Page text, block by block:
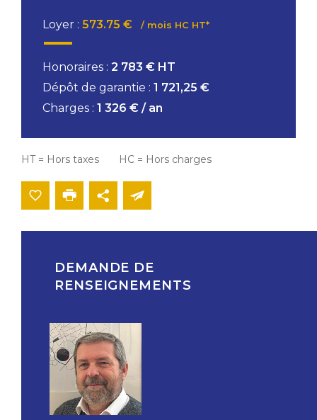
Loyer : 573.75 € / mois HC HT*
Honoraires : 2 783 € HT
Dépôt de garantie : 1 721,25 €
Charges : 1 326 € / an
HT = Hors taxes HC = Hors charges
DEMANDE DE
RENSEIGNEMENTS